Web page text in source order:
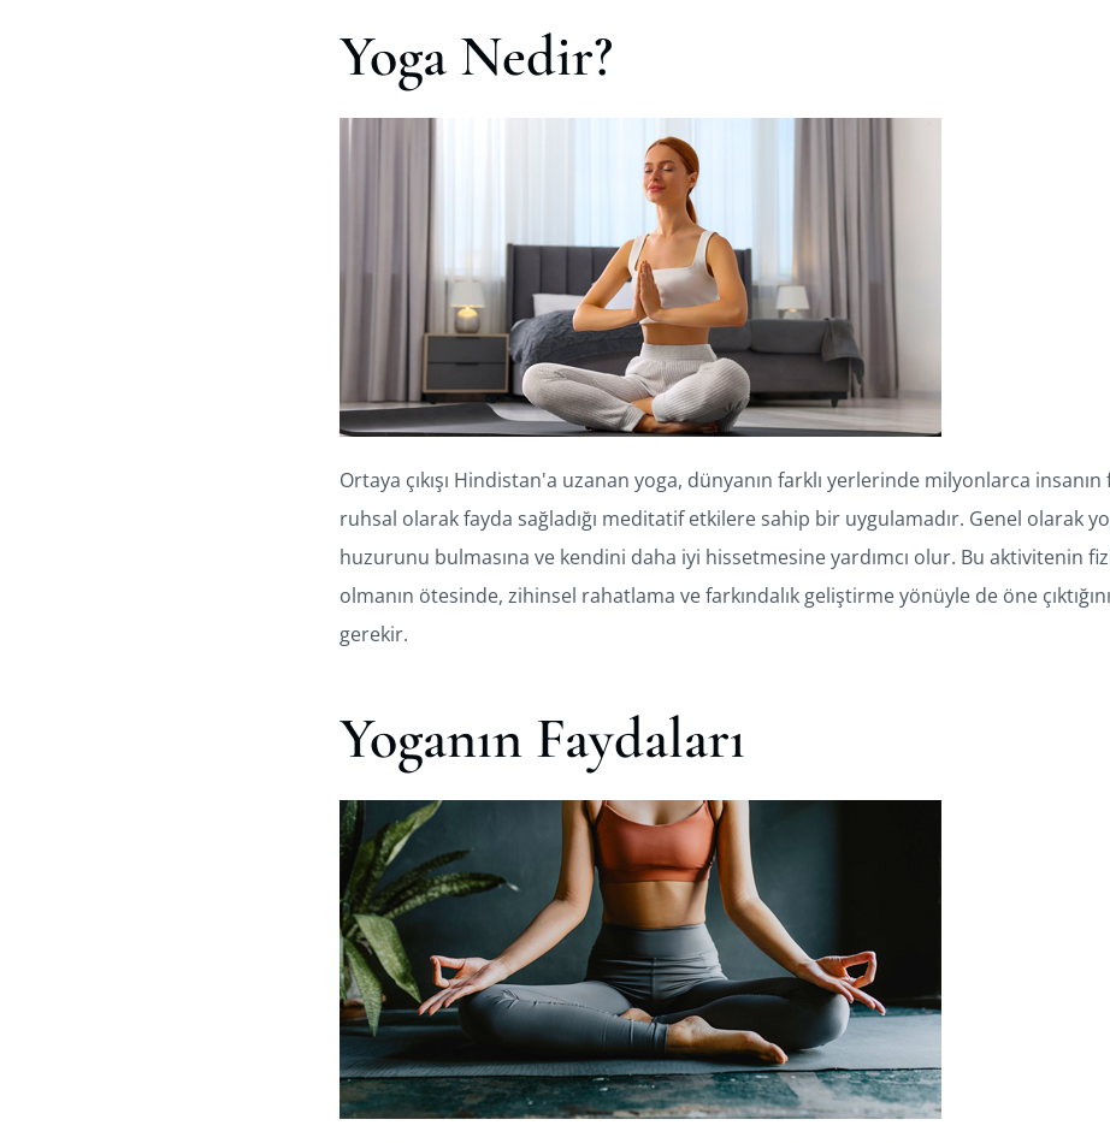
Yoga Nedir?
Ortaya çıkışı Hindistan'a uzanan yoga, dünyanın farklı yerlerinde milyonlarca
ruhsal olarak fayda sağladığı meditatif etkilere sahip bir uygulamadır. Genel olarak
huzurunu bulmasına ve kendini daha iyi hissetmesine yardımcı olur. Bu aktivitenin
olmanın ötesinde, zihinsel rahatlama ve farkındalık geliştirme yönüyle de öne
gerekir.
Yoganın Faydaları